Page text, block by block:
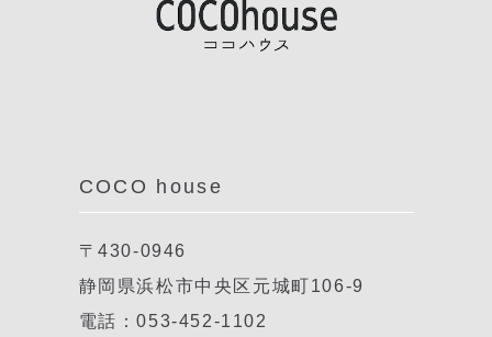
COCO house
〒430-0946
静岡県浜松市中央区元城町106-9
電話：053-452-1102